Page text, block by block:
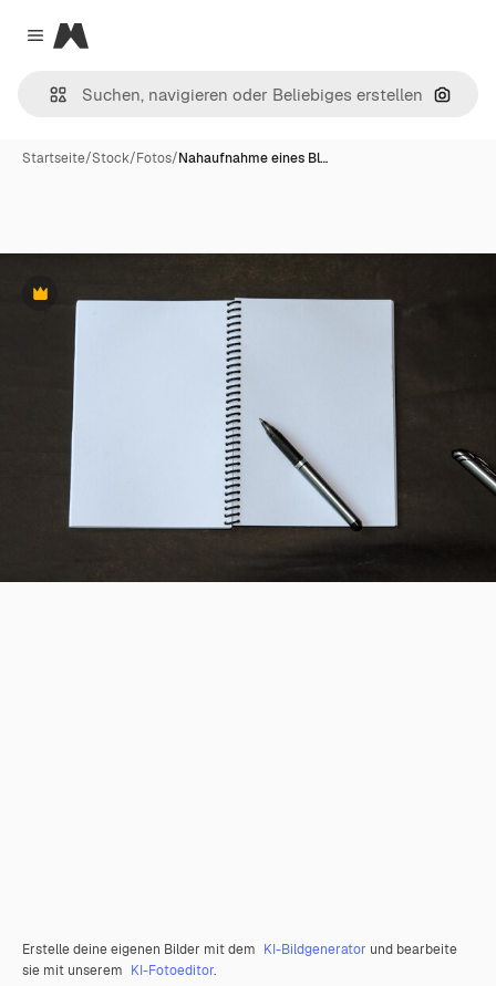
Close menu
Magnific
Nach
Startseite/Stock/Fotos/Nahaufnahme eines Bl…
Premium
Erstelle deine eigenen Bilder mit dem KI-Bildgenerator und bearbeite
sie mit unserem KI-Fotoeditor.